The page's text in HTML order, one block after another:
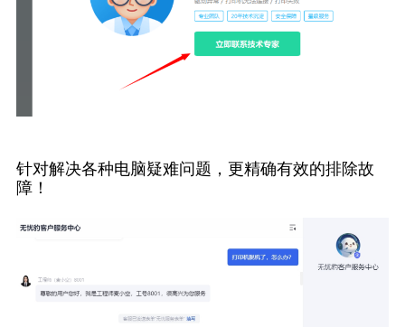
针对解决各种电脑疑难问题，更精确有效的排除故
障！